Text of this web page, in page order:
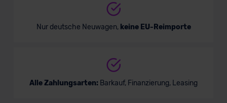
Nur deutsche Neuwagen, keine EU-Reimporte
Alle Zahlungsarten: Barkauf, Finanzierung, Leasing